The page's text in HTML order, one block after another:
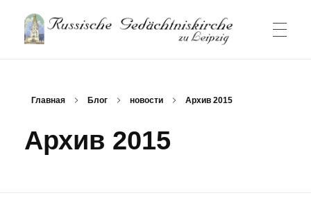
НОВОСТИ
Главная Блог новости Архив 2015
Архив 2015